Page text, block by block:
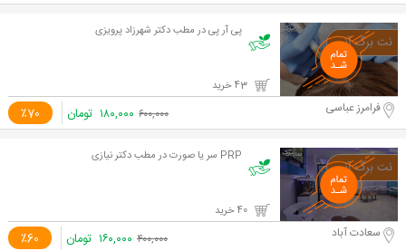
پی آر پی در مطب دکتر شهرزاد پرویزی
٪70 فرامرز عباسی ۶۰۰,۰۰۰ ۱۸۰,۰۰۰ تومان
PRP سر یا صورت در مطب دکتر نیازی
٪60 سعادت آباد ۴۰۰,۰۰۰ ۱۶۰,۰۰۰ تومان